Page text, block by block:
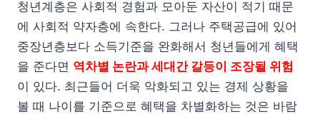
청년계층은 사회적 경험과 모아둔 자산이 적기 때문
에 사회적 약자층에 속한다. 그러나 주택공급에 있어
중장년층보다 소득기준을 완화해서 청년들에게 혜택
을 준다면 역차별 논란과 세대간 갈등이 조장될 위험
이 있다. 최근들어 더욱 악화되고 있는 경제 상황을
볼 때 나이를 기준으로 혜택을 차별화하는 것은 바람